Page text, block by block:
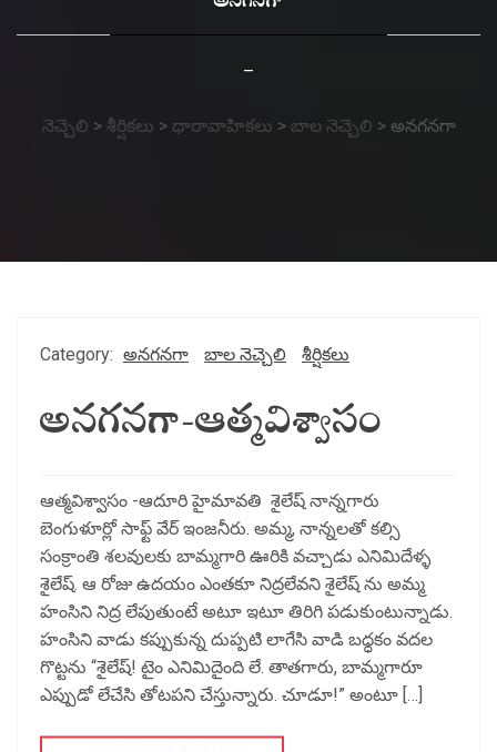
–
నెచ్చెలి > శీర్షికలు > ధారావాహికలు > బాల నెచ్చెలి > అనగనగా
Category: అనగనగా బాల నెచ్చెలి శీర్షికలు
అనగనగా-ఆత్మవిశ్వాసం
ఆత్మవిశ్వాసం -ఆదూరి హైమావతి శైలేష్ నాన్నగారు
బెంగుళూర్లో సాఫ్ట్ వేర్ ఇంజనీరు. అమ్మ, నాన్నలతో కల్సి
సంక్రాంతి శలవులకు బామ్మగారి ఊరికి వచ్చాడు ఎనిమిదేళ్ళ
శైలేష్. ఆ రోజు ఉదయం ఎంతకూ నిద్రలేవని శైలేష్ ను అమ్మ
హంసిని నిద్ర లేపుతుంటే అటూ ఇటూ తిరిగి పడుకుంటున్నాడు.
హంసిని వాడు కప్పుకున్న దుప్పటి లాగేసి వాడి బధ్ధకం వదల
గొట్టను “శైలేష్! టైం ఎనిమిదైంది లే. తాతగారు, బామ్మగారూ
ఎప్పుడో లేచేసి తోటపని చేస్తున్నారు. చూడూ!” అంటూ […]